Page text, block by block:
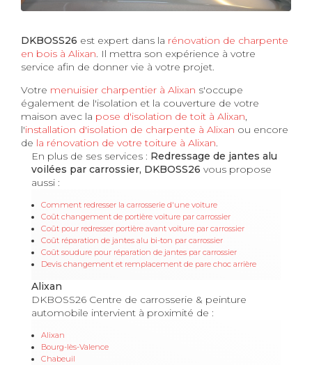
DKBOSS26 est expert dans la rénovation de charpente
en bois à Alixan. Il mettra son expérience à votre
service afin de donner vie à votre projet.
Votre menuisier charpentier à Alixan s'occupe
également de l'isolation et la couverture de votre
maison avec la pose d'isolation de toit à Alixan,
l'installation d'isolation de charpente à Alixan ou encore
de la rénovation de votre toiture à Alixan.
En plus de ses services : Redressage de jantes alu
voilées par carrossier, DKBOSS26 vous propose
aussi :
Comment redresser la carrosserie d'une voiture
Coût changement de portière voiture par carrossier
Coût pour redresser portière avant voiture par carrossier
Coût réparation de jantes alu bi-ton par carrossier
Coût soudure pour réparation de jantes par carrossier
Devis changement et remplacement de pare choc arrière
Alixan
DKBOSS26 Centre de carrosserie & peinture
automobile intervient à proximité de :
Alixan
Bourg-lès-Valence
Chabeuil